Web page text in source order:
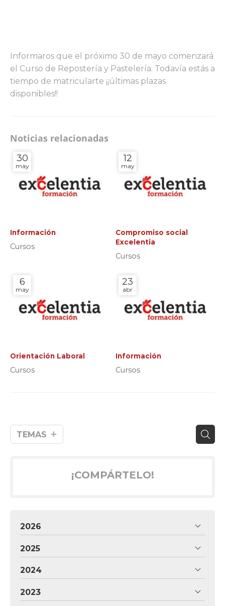
TEMAS
Informaros que el próximo 30 de mayo comenzará
el Curso de Repostería y Pastelería. Todavía estás a
tiempo de matricularte ¡¡últimas plazas
disponibles!!
Noticias relacionadas
30
may
Información
Cursos
12
may
Compromiso social
Excelentia
Cursos
6
may
Orientación Laboral
Cursos
23
abr
Información
Cursos
¡COMPÁRTELO!
2026
2025
2024
2023